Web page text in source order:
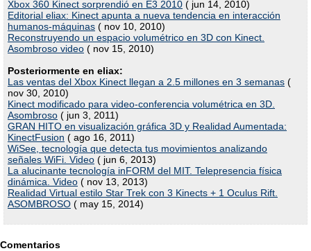
Xbox 360 Kinect sorprendió en E3 2010 ( jun 14, 2010)
Editorial eliax: Kinect apunta a nueva tendencia en interacción
humanos-máquinas ( nov 10, 2010)
Reconstruyendo un espacio volumétrico en 3D con Kinect.
Asombroso video ( nov 15, 2010)
Posteriormente en eliax:
Las ventas del Xbox Kinect llegan a 2.5 millones en 3 semanas (
nov 30, 2010)
Kinect modificado para video-conferencia volumétrica en 3D.
Asombroso ( jun 3, 2011)
GRAN HITO en visualización gráfica 3D y Realidad Aumentada:
KinectFusion ( ago 16, 2011)
WiSee, tecnología que detecta tus movimientos analizando
señales WiFi. Video ( jun 6, 2013)
La alucinante tecnología inFORM del MIT. Telepresencia física
dinámica. Video ( nov 13, 2013)
Realidad Virtual estilo Star Trek con 3 Kinects + 1 Oculus Rift.
ASOMBROSO ( may 15, 2014)
Comentarios